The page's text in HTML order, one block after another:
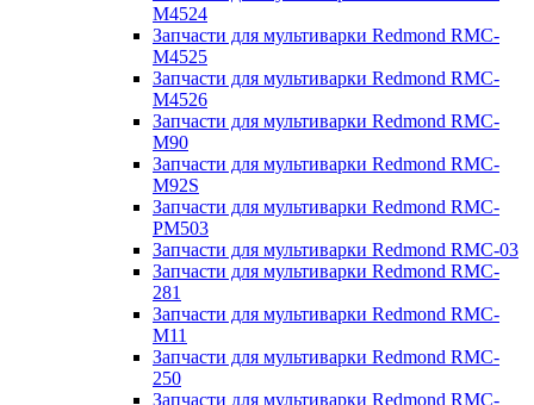
M4524
Запчасти для мультиварки Redmond RMC-
M4525
Запчасти для мультиварки Redmond RMC-
M4526
Запчасти для мультиварки Redmond RMC-
M90
Запчасти для мультиварки Redmond RMC-
M92S
Запчасти для мультиварки Redmond RMC-
PM503
Запчасти для мультиварки Redmond RMC-03
Запчасти для мультиварки Redmond RMC-
281
Запчасти для мультиварки Redmond RMC-
M11
Запчасти для мультиварки Redmond RMC-
250
Запчасти для мультиварки Redmond RMC-